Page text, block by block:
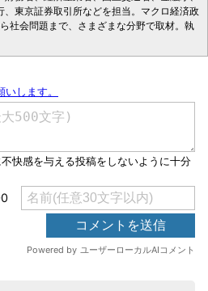
、東京証券取引所などを担当。マクロ経済政
社会問題まで、さまざまな分野で取材。執